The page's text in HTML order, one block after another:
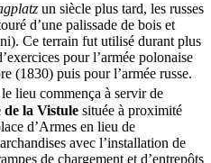
un siècle plus tard, les russes
d’une palissade de bois et
Ce terrain fut utilisé durant plus
pour l’armée polonaise
(1830) puis pour l’armée russe.
lieu commença à servir de
de la Vistule située à proximité
d’Armes en lieu de
avec l’installation de
de chargement et d’entrepôts